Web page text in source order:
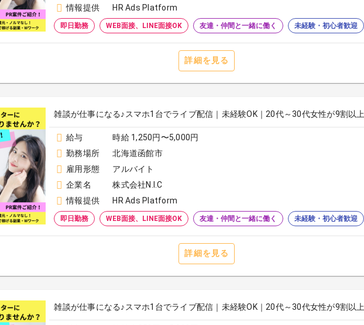
情報提供 HR Ads Platform
即日勤務 WEB面接、LINE面接OK 友達・仲間と一緒に働く 未経験・初心者歓迎
詳細を見る
雑談が仕事になる♪スマホ1台でライブ配信｜未経験OK｜20代～30代女性が9割以上
給与
時給 1,250円〜5,000円
勤務場所
北海道函館市
雇用形態
アルバイト
企業名
株式会社N.I.C
情報提供
HR Ads Platform
即日勤務 WEB面接、LINE面接OK 友達・仲間と一緒に働く 未経験・初心者歓迎
詳細を見る
雑談が仕事になる♪スマホ1台でライブ配信｜未経験OK｜20代～30代女性が9割以上